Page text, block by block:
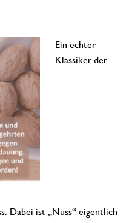
Ein echter
Klassiker der
Dabei ist „Nuss“ eigentlich